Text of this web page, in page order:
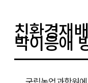
친환경재
박이응애